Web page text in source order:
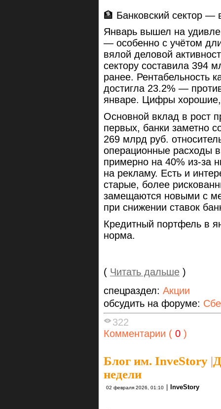
🏦 Банковский сектор —
Январь вышел на
— особенно с учётом
вялой деловой
сектору составила 394
ранее. Рентабельность
достигла 23.2% —
январе. Цифры хорошие,
Основной вклад в рост
первых, банки заметно
269 млрд руб.
операционные расходы
примерно на 40% из-за
на рекламу. Есть и
старые, более
замещаются новыми с
при снижении ставок
Кредитный портфель в
норма.
( Читать дальше )
спецраздел: Акции
обсудить на форуме:
322
Комментарии ( 0 )
Блог им. InveStory |
недели
02 февраля 2026, 01:10 InveStory